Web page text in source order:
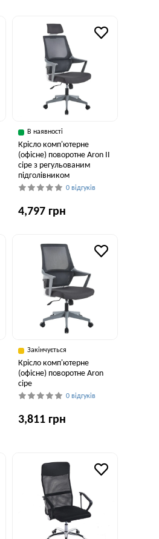
В наявності
Крісло комп'ютерне
(офісне) поворотне Aron II
сіре з регульованим
підголівником
0 відгуків
4,797 грн
Закінчується
Крісло комп'ютерне
(офісне) поворотне Aron
сіре
0 відгуків
3,811 грн